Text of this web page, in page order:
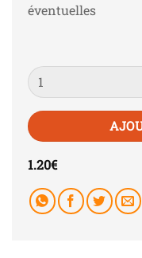
éventuelles
Quantité
1.20€